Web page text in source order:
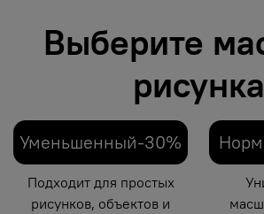
Выберите
рисунка
Уменьшенный-30%
Подходит для простых
рисунков, объектов и